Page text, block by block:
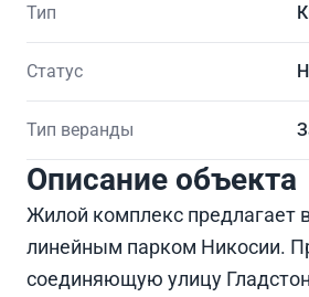
Тип
Статус
Тип веранды
Описание объекта
Жилой комплекс предлагает
линейным парком Никосии.
соединяющую улицу